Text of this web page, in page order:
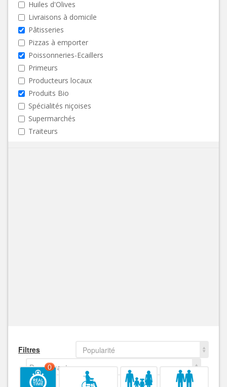
Huiles d'Olives
Livraisons à domicile
Pâtisseries
Pizzas à emporter
Poissonneries-Ecaillers
Primeurs
Producteurs locaux
Produits Bio
Spécialités niçoises
Supermarchés
Traiteurs
Filtres
Popularité
Decroissant
0